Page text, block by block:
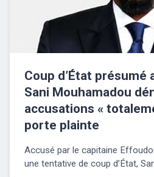
Coup d’État présumé
Sani Mouhamadou
accusations «
porte plainte
Accusé par le capitaine
une tentative de coup d’État,